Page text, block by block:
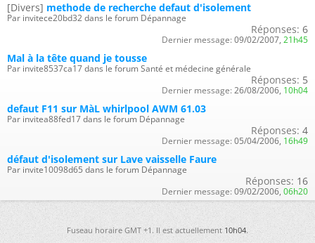
[Divers] methode de recherche defaut d'isolement
Par invitece20bd32 dans le forum Dépannage
Réponses: 6
Dernier message: 09/02/2007, 21h45
Mal à la tête quand je tousse
Par invite8537ca17 dans le forum Santé et médecine générale
Réponses: 5
Dernier message: 26/08/2006, 10h04
defaut F11 sur MàL whirlpool AWM 61.03
Par invitea88fed17 dans le forum Dépannage
Réponses: 4
Dernier message: 05/04/2006, 16h49
défaut d'isolement sur Lave vaisselle Faure
Par invite10098d65 dans le forum Dépannage
Réponses: 16
Dernier message: 09/02/2006, 06h20
Fuseau horaire GMT +1. Il est actuellement10h04.